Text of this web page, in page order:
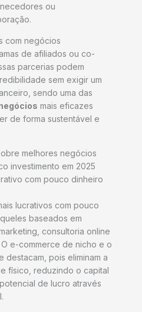
ou
com negócios
de afiliados ou co-
parcerias podem
sem exigir um
sendo uma das
mais eficazes
de forma sustentável e
melhores negócios
investimento em 2025
com pouco dinheiro
lucrativos com pouco
baseados em
consultoria online
e-commerce de nicho e o
destacam, pois eliminam a
físico, reduzindo o capital
de lucro através